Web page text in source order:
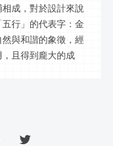
成，對於設計來說
行」的代表字：金
與和諧的象徵，經
且得到龐大的成